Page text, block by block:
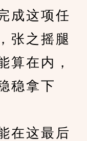
成这项任
张之摇腿
算在内，
稳拿下
这最后